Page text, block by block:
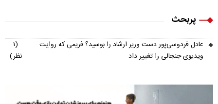
پربحث
عادل فردوسی‌پور دست وزیر ارشاد را بوسید؟ فریمی که روایت
ویدیوی جنجالی را تغییر داد
(۱
نظر)